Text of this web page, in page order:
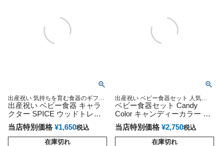
出産祝い 気持ちを育む食器のギフト
セット 出産祝いや、お食い初め、毎
日のお食事に！
出産祝い ベビー食器 キャラ
クター SPICE ウッドトレイ
ラビット ベビーグッズ ベビ
ーフード こども食器
当店特別価格 ¥1,650税込
在庫切れ
出産祝い ベビー食器セット 人気
Candy Color ラッピング無料 こども
食器
ベビー食器セット Candy
Color キャンディーカラー 子
供食器
当店特別価格 ¥2,750税込
在庫切れ